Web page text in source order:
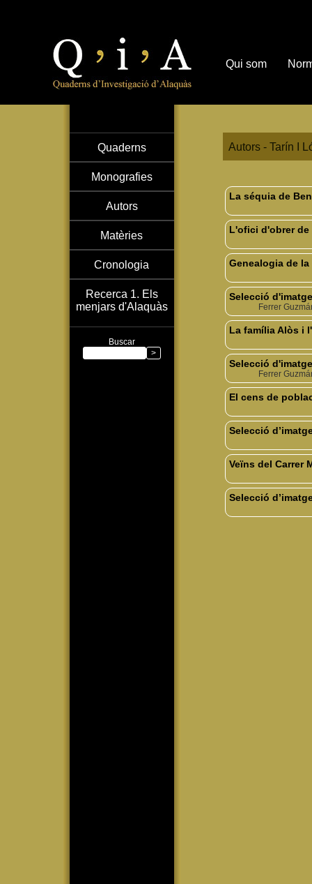
Quaderns
Monografies
Autors
Matèries
Cronologia
Recerca 1. Els
menjars d'Alaquàs
Buscar
Autors - Tarín I
La séquia de
L'ofici d'obrer de
Genealogia de
Selecció
Ferrer
La família Alòs i
Selecció
Ferrer
El cens de
Selecció
Veïns del Carrer
Selecció
Qui som